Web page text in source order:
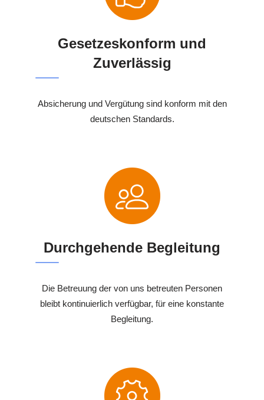
Gesetzeskonform und
Zuverlässig
Absicherung und Vergütung sind konform mit den
deutschen Standards.
Durchgehende Begleitung
Die Betreuung der von uns betreuten Personen
bleibt kontinuierlich verfügbar, für eine konstante
Begleitung.